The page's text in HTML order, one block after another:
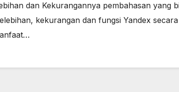
dan Kekurangannya pembahasan yang
kekurangan dan fungsi Yandex